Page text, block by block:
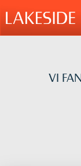
indholdet
VI